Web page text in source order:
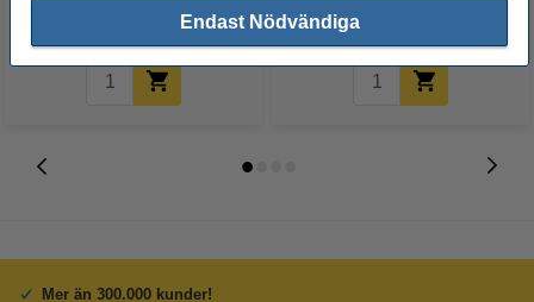
Endast Nödvändiga
Inkl. 25% Moms 19 kr
Mer än 300.000 kunder!